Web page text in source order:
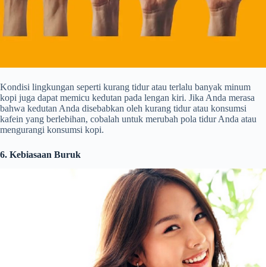
Kondisi lingkungan seperti kurang tidur atau terlalu banyak minum
kopi juga dapat memicu kedutan pada lengan kiri. Jika Anda merasa
bahwa kedutan Anda disebabkan oleh kurang tidur atau konsumsi
kafein yang berlebihan, cobalah untuk merubah pola tidur Anda atau
mengurangi konsumsi kopi.
6. Kebiasaan Buruk